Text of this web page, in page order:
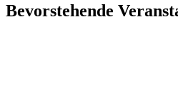
Bevorstehende